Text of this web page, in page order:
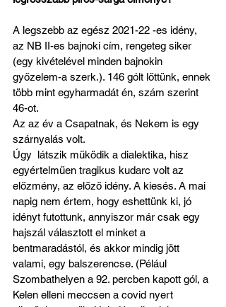
A legszebb az egész 2021-22 -es idény,
az NB II-es bajnoki cím, rengeteg siker
(egy kivételével minden bajnokin
győzelem-a szerk.). 146 gólt lőttünk, ennek
több mint egyharmadát én, szám szerint
46-ot.
Az az év a Csapatnak, és Nekem is egy
szárnyalás volt.
Úgy  látszik működik a dialektika, hisz
egyértelműen tragikus kudarc volt az
előzmény, az előző idény. A kiesés. A mai
napig nem értem, hogy eshettünk ki, jó
idényt futottunk, annyiszor már csak egy
hajszál választott el minket a
bentmaradástól, és akkor mindig jött
valami, egy balszerencse. (Pélául
Szombathelyen a 92. percben kapott gól, a
Kelen elleni meccsen a covid nyert